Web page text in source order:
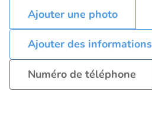
Ajouter des informations
Numéro de téléphone